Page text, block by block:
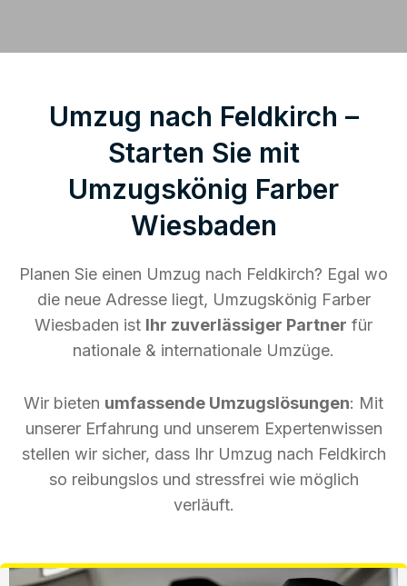
Umzug nach Feldkirch –
Starten Sie mit
Umzugskönig Farber
Wiesbaden
Planen Sie einen Umzug nach Feldkirch? Egal wo
die neue Adresse liegt, Umzugskönig Farber
Wiesbaden ist Ihr zuverlässiger Partner für
nationale & internationale Umzüge.
Wir bieten umfassende Umzugslösungen: Mit
unserer Erfahrung und unserem Expertenwissen
stellen wir sicher, dass Ihr Umzug nach Feldkirch
so reibungslos und stressfrei wie möglich
verläuft.